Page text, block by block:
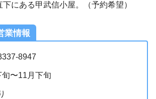
にある甲武信小屋。（予約希望）
業情報
8947
〜11月下旬